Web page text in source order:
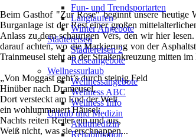
Beim Gasthof "Zur Rose" beginnt unsere heutige
Burganlage ist der Rest einer großen
Anlass zu dem schaurigen Vers, den wir hier
darauf achten, wo die Markierung von der
Trainmeusel steht an der Straßenkreuzung mitten
„Von Moggast geht’s durch steinig Feld
Hinüber nach Drameusel,
Dort versteckt am End der Welt
ein wohlummauert Häusel;
Nachts reiten Reiter ein und aus,
Weiß nicht, was sie erschnappen...
Fun- und Trendsportarten
Langlaufen
Winter Angebote
Städtereisen
Städtereisen 2
Reiseangebote
Wellnessurlaub
Wellnessangebote
Wellness ABC
Wellness Info
Urlaub und Medizin
Akutmedizin
Rehabilitation